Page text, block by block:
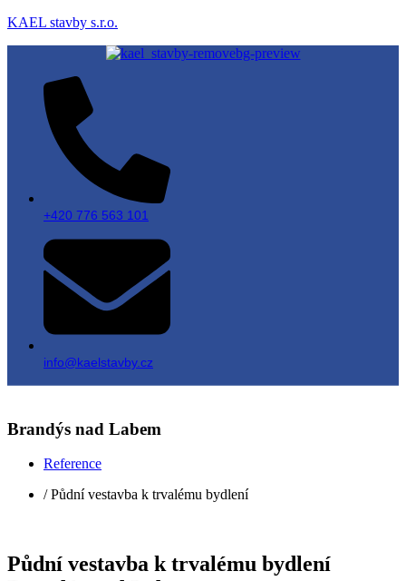
KAEL stavby s.r.o.
+420 776 563 101
info@kaelstavby.cz
Brandýs nad Labem
Reference
/ Půdní vestavba k trvalému bydlení
Půdní vestavba k trvalému bydlení